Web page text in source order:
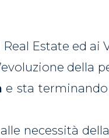
Estate ed ai
della
e sta
necessità